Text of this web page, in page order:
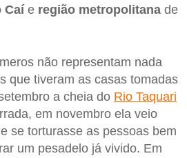
Caíe região metropolitana de
não representam nada
que tiveram as casas tomadas
a cheia do Rio Taquari
em novembro ela veio
se torturasse as pessoas bem
um pesadelo já vivido. Em